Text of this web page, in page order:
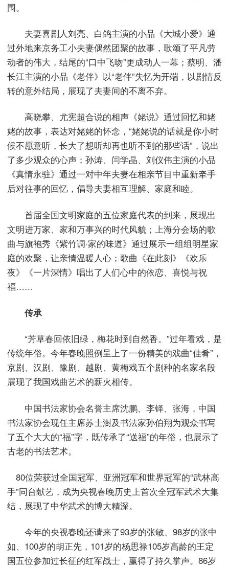
围。
夫妻喜剧人刘亮、白鸽主演的小品《大城小爱》通
过外地来京务工小夫妻偶然团聚的故事，歌颂了平凡劳
动者的伟大，结尾的“口中飞吻”更成动人一幕；蔡明、潘
长江主演的小品《老伴》以“老伴”失忆为开端，以剧情反
转的意外结局，展现了夫妻间的不离不弃。
高晓攀、尤宪超合说的相声《姥说》通过回忆和姥
姥的故事，表达对姥姥的怀念，“姥姥说的话就是你小时
候不愿意听，长大了想听却再也听不到的那些话”，说出
了多少观众的心声；孙涛、闫学晶、刘仪伟主演的小品
《真情永驻》通过一对中年夫妻在相亲节目中重新牵手
后对往事的回忆，倡导夫妻相互理解、家庭和睦。
首届全国文明家庭的五位家庭代表的到来，展现出
文明进万家、家和万事兴的时代风貌；上海分会场的歌
曲与旗袍秀《紫竹调·家的味道》通过展示一组组明星家
庭的欢聚，让亲情温暖人心；歌曲《在此刻》《欢乐
夜》《一片深情》唱出了人们心中的依恋、喜悦与祝
福……
传承
“芳草春回依旧绿，梅花时到自然香。”过年看戏，是
传统年俗。今年春晚照例呈上了一份精美的戏曲“佳肴”，
京剧、汉剧、豫剧、越剧、黄梅戏五个剧种的名家名段
展现了我国戏曲艺术的薪火相传。
中国书法家协会名誉主席沈鹏、李铎、张海，中国
书法家协会现任主席苏士澍及书法家孙伯翔为观众书写
了五个大大的“福”字，既传承了“送福”的年俗，也展示了
古老的书法艺术。
80位荣获过全国冠军、亚洲冠军和世界冠军的“武林高
手”同台献艺，成为央视春晚历史上首次全冠军武术大集
结，展现了中华武术的博大精深。
今年的央视春晚还请来了93岁的张敏、98岁的张中
如、100岁的胡正先，101岁的杨思禄105岁高龄的王定
国五位参加过长征的红军战士，赢得了持久掌声。86岁